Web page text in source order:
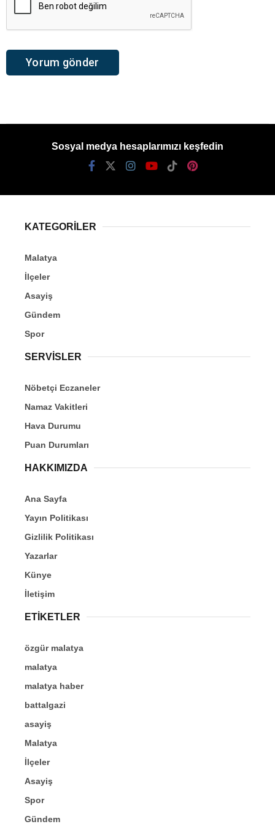
Sosyal medya hesaplarımızı keşfedin
KATEGORİLER
Malatya
İlçeler
Asayiş
Gündem
Spor
SERVİSLER
Nöbetçi Eczaneler
Namaz Vakitleri
Hava Durumu
Puan Durumları
HAKKIMIZDA
Ana Sayfa
Yayın Politikası
Gizlilik Politikası
Yazarlar
Künye
İletişim
ETİKETLER
özgür malatya
malatya
malatya haber
battalgazi
asayiş
Malatya
İlçeler
Asayiş
Spor
Gündem